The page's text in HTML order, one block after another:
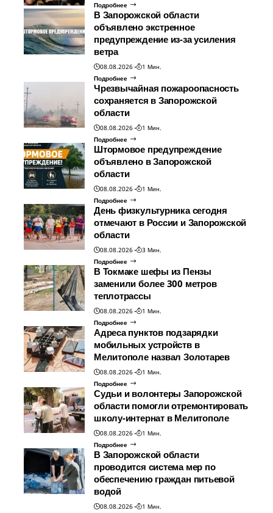
Подробнее
В Запорожской области
объявлено экстренное
предупреждение из-за усиления
ветра
08.08.2026
1 Мин.
Подробнее
Чрезвычайная пожароопасность
сохраняется в Запорожской
области
08.08.2026
1 Мин.
Подробнее
Штормовое предупреждение
объявлено в Запорожской
области
08.08.2026
1 Мин.
Подробнее
День физкультурника сегодня
отмечают в России и Запорожской
области
08.08.2026
3 Мин.
Подробнее
В Токмаке шефы из Пензы
заменили более 300 метров
теплотрассы
08.08.2026
1 Мин.
Подробнее
Адреса пунктов подзарядки
мобильных устройств в
Мелитополе назвал Золотарев
08.08.2026
1 Мин.
Подробнее
Судьи и волонтеры Запорожской
области помогли отремонтировать
школу-интернат в Мелитополе
08.08.2026
1 Мин.
Подробнее
В Запорожской области
проводится система мер по
обеспечению граждан питьевой
водой
08.08.2026
1 Мин.